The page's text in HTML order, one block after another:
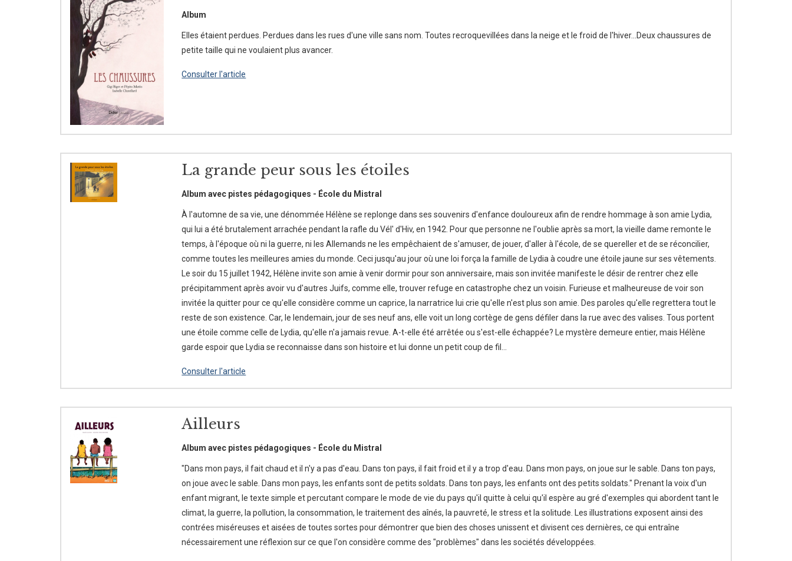
Album
Elles étaient perdues. Perdues dans les rues d'une ville sans nom. Toutes recroquevillées dans la neige et le froid de l'hiver...Deux chaussures de
petite taille qui ne voulaient plus avancer.
Consulter l'article
La grande peur sous les étoiles
Album avec pistes pédagogiques - École du Mistral
À l'automne de sa vie, une dénommée Hélène se replonge dans ses souvenirs d'enfance douloureux afin de rendre hommage à son amie Lydia,
qui lui a été brutalement arrachée pendant la rafle du Vél' d'Hiv, en 1942. Pour que personne ne l'oublie après sa mort, la vieille dame remonte le
temps, à l'époque où ni la guerre, ni les Allemands ne les empêchaient de s'amuser, de jouer, d'aller à l'école, de se quereller et de se réconcilier,
comme toutes les meilleures amies du monde. Ceci jusqu'au jour où une loi força la famille de Lydia à coudre une étoile jaune sur ses vêtements.
Le soir du 15 juillet 1942, Hélène invite son amie à venir dormir pour son anniversaire, mais son invitée manifeste le désir de rentrer chez elle
précipitamment après avoir vu d'autres Juifs, comme elle, trouver refuge en catastrophe chez un voisin. Furieuse et malheureuse de voir son
invitée la quitter pour ce qu'elle considère comme un caprice, la narratrice lui crie qu'elle n'est plus son amie. Des paroles qu'elle regrettera tout le
reste de son existence. Car, le lendemain, jour de ses neuf ans, elle voit un long cortège de gens défiler dans la rue avec des valises. Tous portent
une étoile comme celle de Lydia, qu'elle n'a jamais revue. A-t-elle été arrêtée ou s'est-elle échappée? Le mystère demeure entier, mais Hélène
garde espoir que Lydia se reconnaisse dans son histoire et lui donne un petit coup de fil...
Consulter l'article
Ailleurs
Album avec pistes pédagogiques - École du Mistral
"Dans mon pays, il fait chaud et il n'y a pas d'eau. Dans ton pays, il fait froid et il y a trop d'eau. Dans mon pays, on joue sur le sable. Dans ton pays,
on joue avec le sable. Dans mon pays, les enfants sont de petits soldats. Dans ton pays, les enfants ont des petits soldats." Prenant la voix d'un
enfant migrant, le texte simple et percutant compare le mode de vie du pays qu'il quitte à celui qu'il espère au gré d'exemples qui abordent tant le
climat, la guerre, la pollution, la consommation, le traitement des aînés, la pauvreté, le stress et la solitude. Les illustrations exposent ainsi des
contrées miséreuses et aisées de toutes sortes pour démontrer que bien des choses unissent et divisent ces dernières, ce qui entraîne
nécessairement une réflexion sur ce que l'on considère comme des "problèmes" dans les sociétés développées.